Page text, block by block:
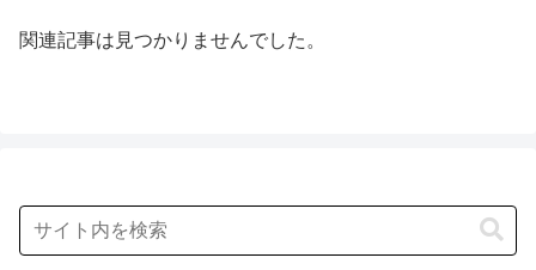
関連記事は見つかりませんでした。